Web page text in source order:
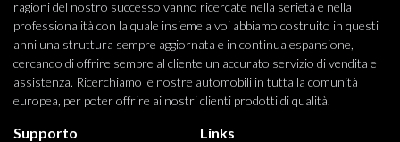
ragioni del nostro successo vanno ricercate nella serietà e nella
professionalità con la quale insieme a voi abbiamo costruito in questi
anni una struttura sempre aggiornata e in continua espansione,
cercando di offrire sempre al cliente un accurato servizio di vendita e
assistenza. Ricerchiamo le nostre automobili in tutta la comunità
europea, per poter offrire ai nostri clienti prodotti di qualità.
Supporto Links